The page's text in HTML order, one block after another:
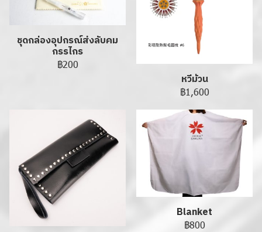
ชุดกล่องอุปกรณ์ส่งลับคม
กรรไกร
฿200
หวีม้วน
฿1,600
Blanket
฿800